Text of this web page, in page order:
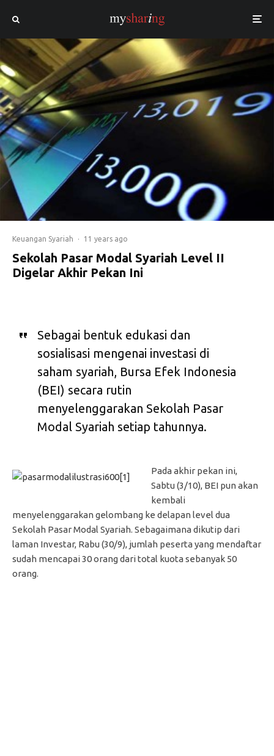
Keuangan Syariah · 11 years ago
Sekolah Pasar Modal Syariah Level II
Digelar Akhir Pekan Ini
Sebagai bentuk edukasi dan
sosialisasi mengenai investasi di
saham syariah, Bursa Efek Indonesia
(BEI) secara rutin
menyelenggarakan Sekolah Pasar
Modal Syariah setiap tahunnya.
Pada akhir pekan ini,
Sabtu (3/10), BEI pun akan
kembali
menyelenggarakan gelombang ke delapan level dua
Sekolah Pasar Modal Syariah. Sebagaimana dikutip dari
laman Investar, Rabu (30/9), jumlah peserta yang mendaftar
sudah mencapai 30 orang dari total kuota sebanyak 50
orang.